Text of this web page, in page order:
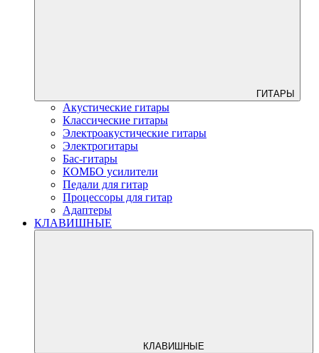
ГИТАРЫ
Акустические гитары
Классические гитары
Электроакустические гитары
Электрогитары
Бас-гитары
КОМБО усилители
Педали для гитар
Процессоры для гитар
Адаптеры
КЛАВИШНЫЕ
КЛАВИШНЫЕ